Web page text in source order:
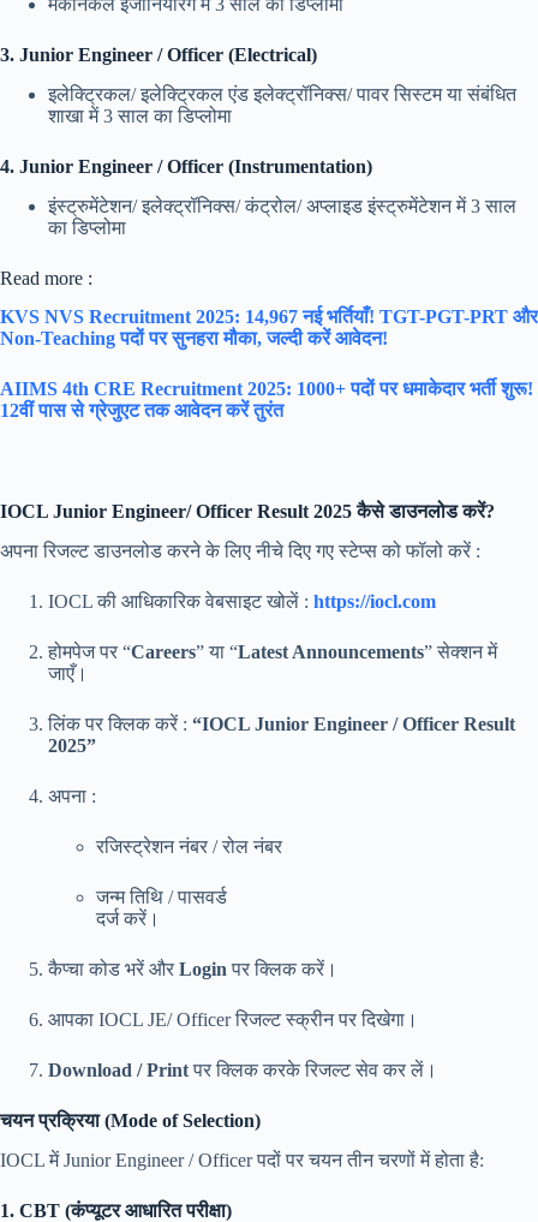
मैकेनिकल इंजीनियरिंग में 3 साल का डिप्लोमा
3. Junior Engineer / Officer (Electrical)
इलेक्ट्रिकल/ इलेक्ट्रिकल एंड इलेक्ट्रॉनिक्स/ पावर सिस्टम या संबंधित
शाखा में 3 साल का डिप्लोमा
4. Junior Engineer / Officer (Instrumentation)
इंस्ट्रुमेंटेशन/ इलेक्ट्रॉनिक्स/ कंट्रोल/ अप्लाइड इंस्ट्रुमेंटेशन में 3 साल
का डिप्लोमा
Read more :
KVS NVS Recruitment 2025: 14,967 नई भर्तियाँ! TGT-PGT-PRT और
Non-Teaching पदों पर सुनहरा मौका, जल्दी करें आवेदन!
AIIMS 4th CRE Recruitment 2025: 1000+ पदों पर धमाकेदार भर्ती शुरू!
12वीं पास से ग्रेजुएट तक आवेदन करें तुरंत
IOCL Junior Engineer/ Officer Result 2025 कैसे डाउनलोड करें?
अपना रिजल्ट डाउनलोड करने के लिए नीचे दिए गए स्टेप्स को फॉलो करें :
IOCL की आधिकारिक वेबसाइट खोलें : https://iocl.com
होमपेज पर “Careers” या “Latest Announcements” सेक्शन में
जाएँ।
लिंक पर क्लिक करें : “IOCL Junior Engineer / Officer Result
2025”
अपना :
रजिस्ट्रेशन नंबर / रोल नंबर
जन्म तिथि / पासवर्ड
दर्ज करें।
कैप्चा कोड भरें और Login पर क्लिक करें।
आपका IOCL JE/ Officer रिजल्ट स्क्रीन पर दिखेगा।
Download / Printपर क्लिक करके रिजल्ट सेव कर लें।
चयन प्रक्रिया (Mode of Selection)
IOCL में Junior Engineer / Officer पदों पर चयन तीन चरणों में होता है:
1. CBT (कंप्यूटर आधारित परीक्षा)